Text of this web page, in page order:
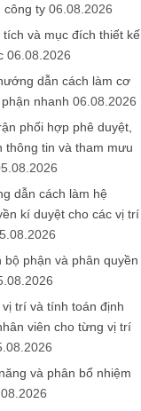
công ty 06.08.2026
tích và mục đích thiết kế
06.08.2026
dẫn cách làm cơ
nhanh 06.08.2026
phối hợp phê duyệt,
thông tin và tham mưu
dẫn cách làm hệ
kí duyệt cho các vị trí
bộ phận và phân quyền
trí và tính toán định
viên cho từng vị trí
và phân bổ nhiệm